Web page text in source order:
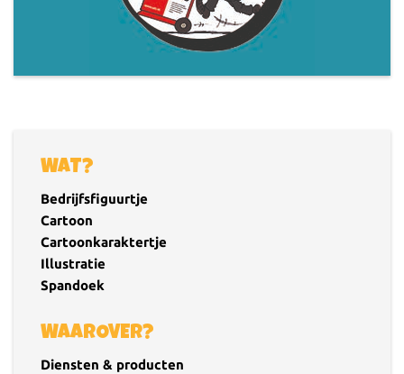
WAT?
Bedrijfsfiguurtje
Cartoon
Cartoonkaraktertje
Illustratie
Spandoek
WAAROVER?
Diensten & producten